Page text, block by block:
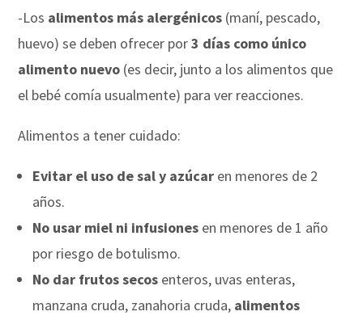
-Los alimentos más alergénicos (maní, pescado,
huevo) se deben ofrecer por3 días como único
alimento nuevo (es decir, junto a los alimentos que
el bebé comía usualmente) para ver reacciones.
Alimentos a tener cuidado:
Evitar el uso de sal y azúcar en menores de 2
años.
No usar miel ni infusiones en menores de 1 año
por riesgo de botulismo.
No dar frutos secos enteros, uvas enteras,
manzana cruda, zanahoria cruda, alimentos